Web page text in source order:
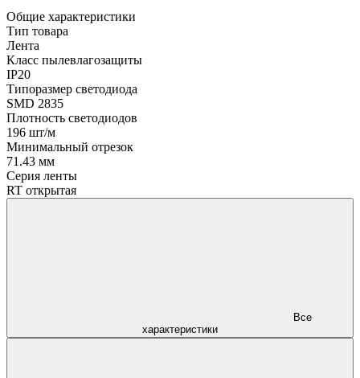
Общие характеристики
Тип товара
Лента
Класс пылевлагозащиты
IP20
Типоразмер светодиода
SMD 2835
Плотность светодиодов
196 шт/м
Минимальный отрезок
71.43 мм
Серия ленты
RT открытая
характеристики